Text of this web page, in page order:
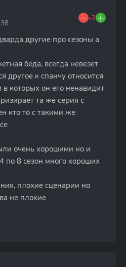
-2
другие про сезоны а
беда, всегда невезет
другое к спанчу относится
в которых он его ненавидит
та же серия с
кто то с такими же
очень хорошими но и
по 8 сезон много хороших
плохие сценарии но
не плохие